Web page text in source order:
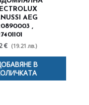
AEG
,
€ (19.21 лв.)
В